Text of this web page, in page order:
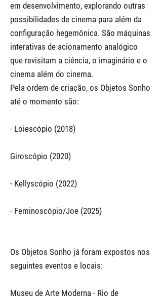
em desenvolvimento, explorando outras
possibilidades de cinema para além da
configuração hegemônica. São máquinas
interativas de acionamento analógico
que revisitam a ciência, o imaginário e o
cinema além do cinema.
Pela ordem de criação, os Objetos Sonho
até o momento são:
- Loiescópio (2018)
Giroscópio (2020)
- Kellyscópio (2022)
- Feminoscópio/Joe (2025)
Os Objetos Sonho já foram expostos nos
seguintes eventos e locais:
Museu de Arte Moderna - Rio de